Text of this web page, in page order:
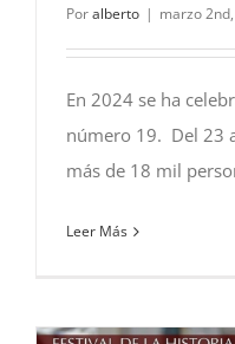
Poralberto | marzo
En 2024 se ha
número 19. Del 23
más de 18 mil
Leer Más